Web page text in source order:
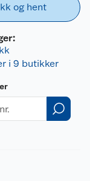
og hent
i 9 butikker